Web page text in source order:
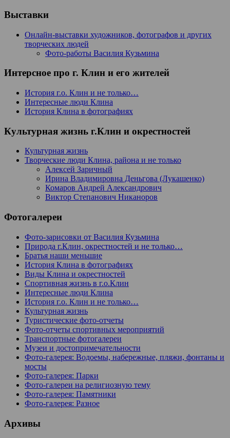
Выставки
Онлайн-выставки художников, фотографов и других
творческих людей
Фото-работы Василия Кузьмина
Интерсное про г. Клин и его жителей
История г.о. Клин и не только…
Интересные люди Клина
История Клина в фотографиях
Культурная жизнь г.Клин и окрестностей
Культурная жизнь
Творческие люди Клина, района и не только
Алексей Заричный
Ирина Владимировна Деньгова (Лукашенко)
Комаров Андрей Александрович
Виктор Степанович Никаноров
Фотогалереи
Фото-зарисовки от Василия Кузьмина
Природа г.Клин, окрестностей и не только…
Братья наши меньшие
История Клина в фотографиях
Виды Клина и окрестностей
Спортивная жизнь в г.о.Клин
Интересные люди Клина
История г.о. Клин и не только…
Культурная жизнь
Туристические фото-отчеты
Фото-отчеты спортивных мероприятий
Транспортные фотогалереи
Музеи и достопримечательности
Фото-галерея: Водоемы, набережные, пляжи, фонтаны и
мосты
Фото-галерея: Парки
Фото-галереи на религиозную тему
Фото-галерея: Памятники
Фото-галерея: Разное
Архивы